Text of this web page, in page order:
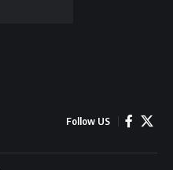
Follow US